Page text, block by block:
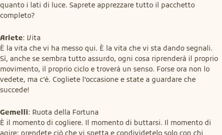
quanto i lati di luce. Saprete apprezzare tutto il pacchetto
completo?
Ariete: Vita
È la vita che vi ha messo qui. È la vita che vi sta dando segnali.
Sì, anche se sembra tutto assurdo, ogni cosa riprenderà il proprio
movimento, il proprio ciclo e troverà un senso. Forse ora non lo
vedete, ma c’è. Cogliete l’occasione e state a guardare che
succede!
Gemelli: Ruota della Fortuna
È il momento di cogliere. Il momento di buttarsi. Il momento di
agire: prendete ciò che vi spetta e condividetelo solo con chi